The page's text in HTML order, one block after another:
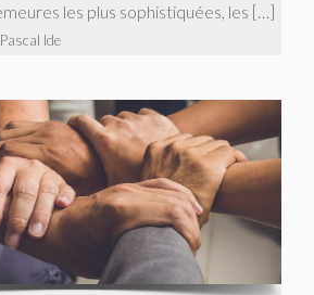
les plus sophistiquées, les […]
Ide